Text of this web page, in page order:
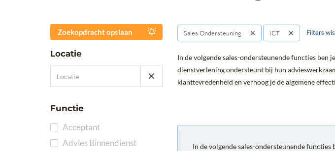
Zoekopdracht opslaan
Locatie
Functie
Acceptant
Advies Binnendienst
Sales Ondersteuning ICT Filters
In de volgende sales-ondersteunende functies ben
dienstverlening ondersteunt bij hun
klanttevredenheid en verhoog je de algemene
In de volgende sales-ondersteunende